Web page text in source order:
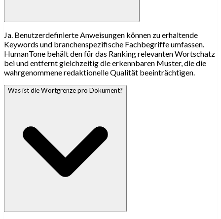
Ja. Benutzerdefinierte Anweisungen können zu erhaltende
Keywords und branchenspezifische Fachbegriffe umfassen.
HumanTone behält den für das Ranking relevanten Wortschatz
bei und entfernt gleichzeitig die erkennbaren Muster, die die
wahrgenommene redaktionelle Qualität beeinträchtigen.
Was ist die Wortgrenze pro Dokument?